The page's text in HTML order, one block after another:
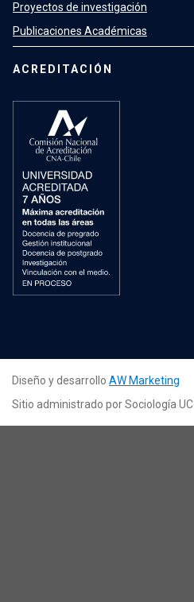
Proyectos de investigación
Publicaciones Académicas
ACREDITACIÓN
Diseño y desarrollo AW Marketing
Sitio administrado por Sociología UC